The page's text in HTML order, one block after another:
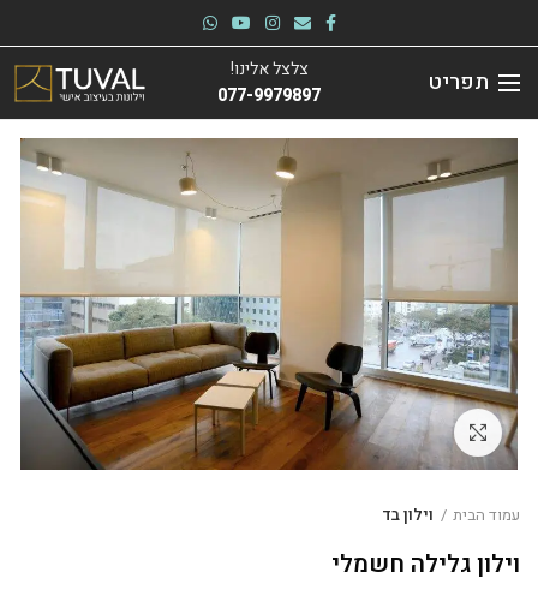
תפריט
צלצל אלינו!
077-9979897
לחץ להגדלה
עמוד הבית וילון בד
וילון גלילה חשמלי